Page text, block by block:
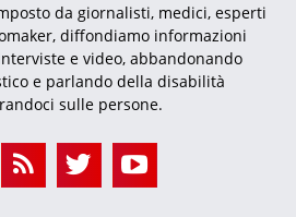
da giornalisti, medici, esperti
diffondiamo informazioni
e video, abbandonando
e parlando della disabilità
sulle persone.